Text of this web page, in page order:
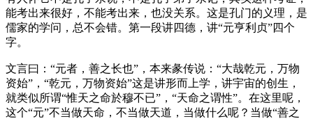
能考出来很好，不能考出来，也没关系。这是孔门的义理，是
儒家的学问，总不会错。第一段讲四德，讲“元亨利贞”四个
字。
文言曰：“元者，善之长也”，本来彖传说：“大哉乾元，万物
资始”，“乾元，万物资始”这是讲形而上学，讲宇宙的创生，
就类似所谓“惟天之命於穆不已”，“天命之谓性”。在这里呢，
这个“元”不当做天命，不当做天道，当做什么呢？当做“善之